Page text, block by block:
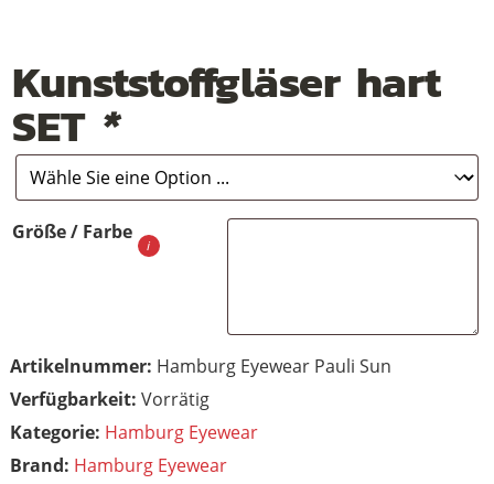
Kunststoffgläser hart
SET *
Größe / Farbe
Artikelnummer: Hamburg Eyewear Pauli Sun
Vorrätig
Kategorie: Hamburg Eyewear
Brand: Hamburg Eyewear
+